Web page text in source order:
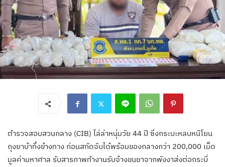
ตำรวจสอบสวนกลาง (CIB) ไล่ล่าหนุ่มวัย 44 ปี ซิ่งกระบะหลบหนีโยน
ถุงยาบ้าทิ้งข้างทาง ก่อนสกัดจับได้พร้อมของกลางกว่า 200,000 เม็ด
มูลค่ามหาศาล รับสารภาพทำงานรับจ้างขนยาจากพังงาส่งต่อกระบี่